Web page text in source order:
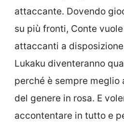
attaccante. Dovendo
su più fronti, Conte
attaccanti a
Lukaku diventeranno
perché è sempre
del genere in rosa. E
accontentare in tutto e